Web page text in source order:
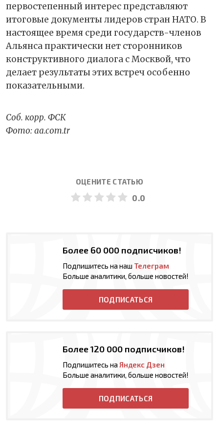
первостепенный интерес представляют
итоговые документы лидеров стран НАТО. В
настоящее время среди государств-членов
Альянса практически нет сторонников
конструктивного диалога с Москвой, что
делает результаты этих встреч особенно
показательными.
Соб. корр. ФСК
Фото: aa.com.tr
ОЦЕНИТЕ СТАТЬЮ
0.0
Более 60 000 подписчиков!
Подпишитесь на наш Телеграм
Больше аналитики, больше новостей!
ПОДПИСАТЬСЯ
Более 120 000 подписчиков!
Подпишитесь на Яндекс Дзен
Больше аналитики, больше новостей!
ПОДПИСАТЬСЯ